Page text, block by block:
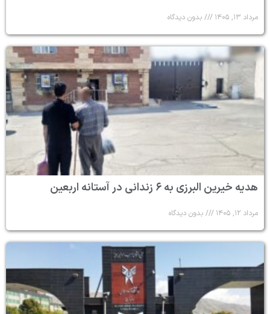
مرداد ۱۳, ۱۴۰۵ بدون دیدگاه
هدیه خیرین البرزی به ۶ زندانی در آستانه اربعین
مرداد ۱۲, ۱۴۰۵ بدون دیدگاه